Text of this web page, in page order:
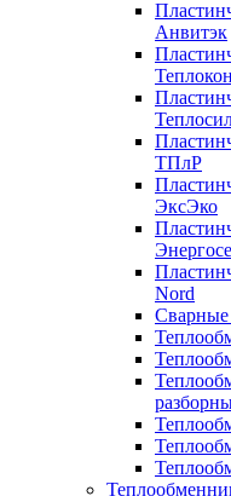
Анвитэк
ТПлР
ЭксЭко
Nord
Сварные